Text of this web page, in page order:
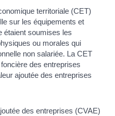
territoriale (CET)
sur les équipements et
étaient soumises les
ou morales qui
non salariée. La CET
des entreprises
ajoutée des entreprises
des entreprises (CVAE)